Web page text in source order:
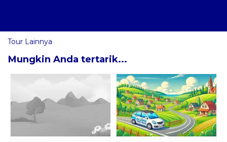
Tour Lainnya
Mungkin Anda tertarik...